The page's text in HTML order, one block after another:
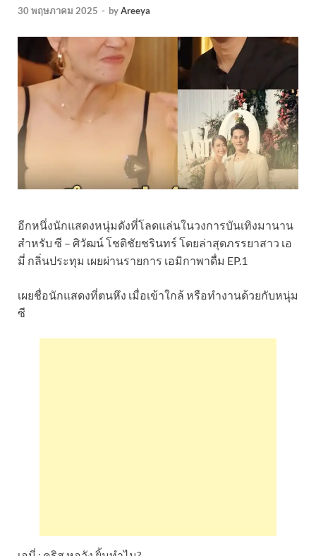
30 พฤษภาคม 2025 - byAreeya
อีกหนึ่งนักแสดงหนุ่มดังที่โลดแล่นในวงการบันเทิงมานาน
สำหรับ ซี – ศิวัฒน์ โชติชัยชรินทร์ โดยล่าสุดภรรยาสาว เอ
มี่ กลิ่นประทุม เผยผ่านรายการ เอมิกาพาดื่ม EP.1
เผยชื่อนักแสดงที่ตนหึง เมื่อเข้าใกล้ หรือทำงานด้วยกับหนุ่ม
ซี